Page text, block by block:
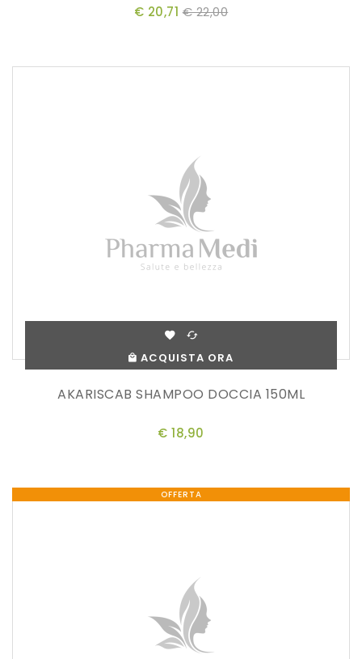
€ 20,71 € 22,00
ACQUISTA ORA
AKARISCAB SHAMPOO DOCCIA 150ML
€ 18,90
OFFERTA